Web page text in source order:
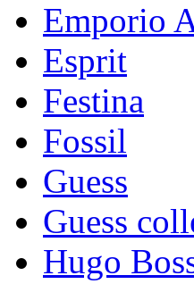
Emporio
Esprit
Festina
Fossil
Guess
Guess
Hugo